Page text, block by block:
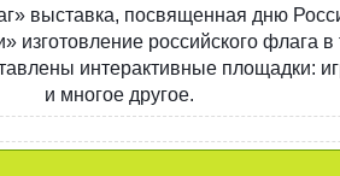
выставка, посвященная дню
изготовление российского флага в
интерактивные площадки:
и многое другое.